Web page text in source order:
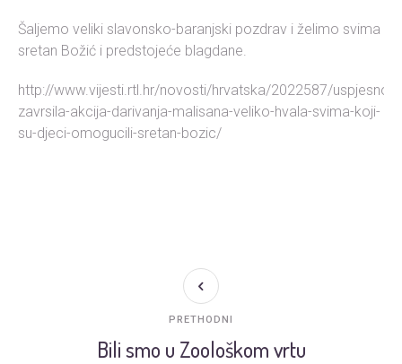
Šaljemo veliki slavonsko-baranjski pozdrav i želimo svima
sretan Božić i predstojeće blagdane.
http://www.vijesti.rtl.hr/novosti/hrvatska/2022587/uspjesno-
zavrsila-akcija-darivanja-malisana-veliko-hvala-svima-koji-
su-djeci-omogucili-sretan-bozic/
Bili smo u Zoološkom vrtu
PRETHODNI